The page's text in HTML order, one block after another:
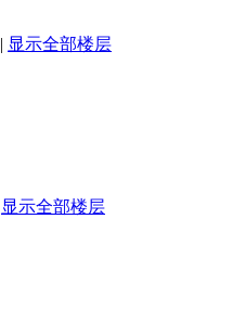
| 显示全部楼层
显示全部楼层